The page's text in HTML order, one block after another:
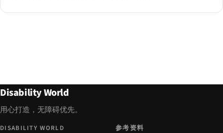
Disability World
用心打造，无障碍优先。
DISABILITY WORLD 参考资料